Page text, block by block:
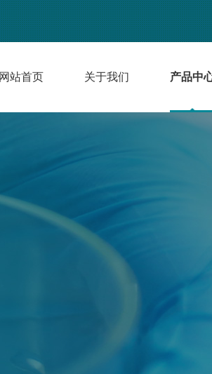
网站首页 关于我们 产品中